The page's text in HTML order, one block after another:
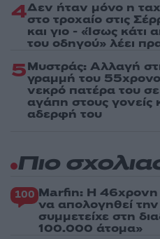
4Δεν ήταν μόνο η
στο τροχαίο στις
και γιο - «Ίσως
του οδηγού» λέει
5Μυστράς: Αλλαγή
γραμμή του
νεκρό πατέρα του
αγάπη στους γονείς
αδερφή του
Πιο
100 Marfin: Η 46χρονη
να απολογηθεί
συμμετείχε στη
100.000 άτομα»